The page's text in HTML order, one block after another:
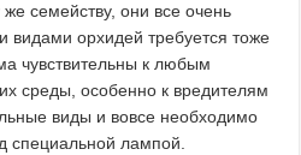
семейству, они все очень
видами орхидей требуется тоже
чувствительны к любым
среды, особенно к вредителям
виды и вовсе необходимо
специальной лампой.